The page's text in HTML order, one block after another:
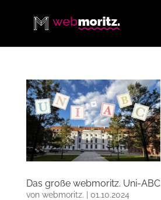
Das große webmoritz. Uni-ABC
von webmoritz. 01.10.2024